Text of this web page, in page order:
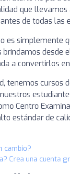
que llevamos
de todas las
es simplemente
brindamos
a convertirlos
tenemos cursos
Centro
estándar de
cambio?
Crea una cuenta